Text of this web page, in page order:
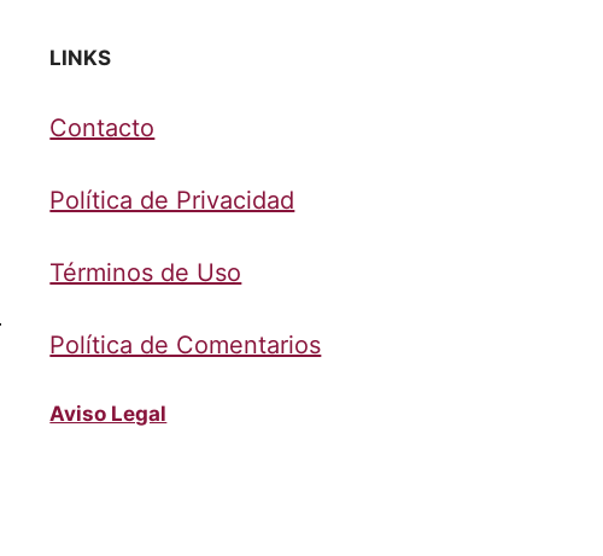
LINKS
Contacto
Política de Privacidad
Términos de Uso
Política de Comentarios
Aviso Legal